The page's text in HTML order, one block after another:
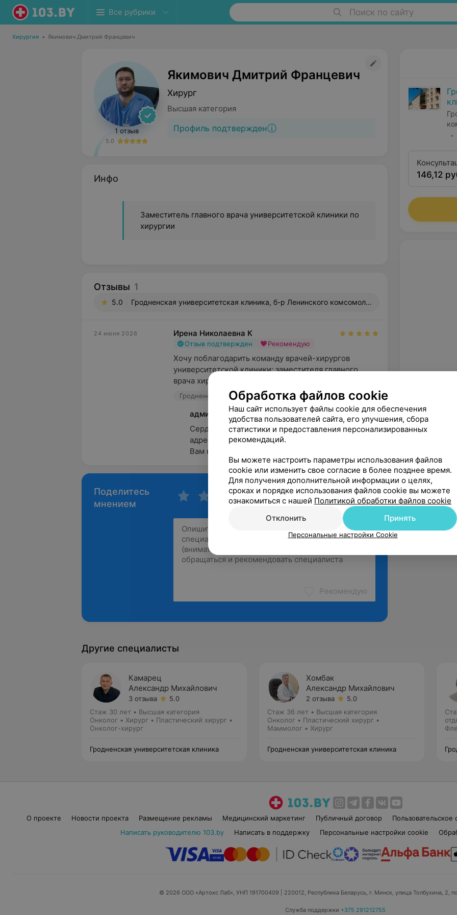
Все рубрики Поиск по сайту
Хирургия • Якимович Дмитрий Францевич
1 отзыв
5.0
Якимович Дмитрий Францевич
Хирург
Высшая категория
Профиль подтвержден
Инфо
Заместитель главного врача университетской клиники по
хирургии
Отзывы 1
5.0 Гродненская университетская клиника, б-р Ленинского комсомола, 52
24 июня 2026 Ирена Николаевна К
Отзыв подтвержден Рекомендую
Хочу поблагодарить команду врачей-хирургов
университетской клиники: заместителя главного
врача хирургии Дмитрия Францеви...
Гродненская университетская клиника, б-р Ленинского комсомола, 52
администратор
Сердечно благодарим за такие теплые слова в
адрес нашей клиники и специалистов. Желаем
Вам крепкого здоровья и всех благ...
Поделитесь
мнением
Рекомендую
146,12
Другие специалисты
Камарец
Александр Михайлович
3 отзыва
5.0
Стаж 30 лет • Высшая категория
Онколог • Хирург • Пластический хирург •
Онколог-хирург
Гродненская университетская клиника
Хомбак
Александр Михайлович
2 отзыва
5.0
Стаж 36 лет • Высшая категория
Онколог • Пластический хирург •
Маммолог • Хирург
Гродненская университетская клиника
О проекте Новости проекта Размещение рекламы Медицинский маркетинг Публичный договор Пользовательское
Написать руководителю 103.by
Написать в поддержку Персональные настройки cookie
© 2026 ООО «Артокс Лаб», УНП 191700409 | 220012, Республика Беларусь, г. Минск, улица Толбухина, 2,
Служба поддержки +375 291212755
Обработка файлов cookie
Наш сайт использует файлы cookie для обеспечения
удобства пользователей сайта, его улучшения, сбора
статистики и предоставления персонализированных
рекомендаций.
Вы можете настроить параметры использования файлов
cookie или изменить свое согласие в более позднее время.
Для получения дополнительной информации о целях,
сроках и порядке использования файлов cookie вы можете
ознакомиться с нашей Политикой обработки файлов cookie
Отклонить
Принять
Персональные настройки Cookie